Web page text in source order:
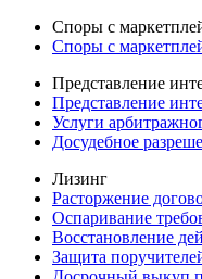
Споры с
Споры с
Представление
Представление
Услуги
Досудебное
Лизинг
Расторжение
Оспаривание
Восстановление
Защита